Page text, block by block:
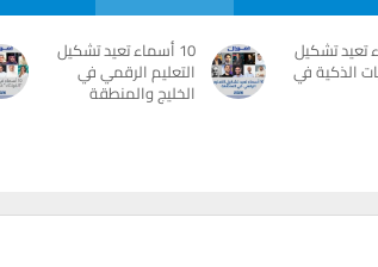
تعيد تشكيل
الذكية في
10 أسماء تعيد تشكيل
التعليم الرقمي في
الخليج والمنطقة